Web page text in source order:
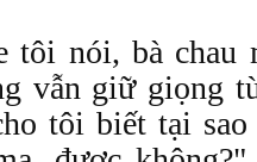
tôi nói, bà chau
vẫn giữ giọng
tôi biết tại